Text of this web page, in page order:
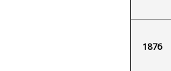
1876